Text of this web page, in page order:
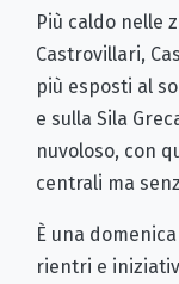
Più caldo nelle
Castrovillari,
più esposti al
e sulla Sila
nuvoloso, con
centrali ma
È una
rientri e